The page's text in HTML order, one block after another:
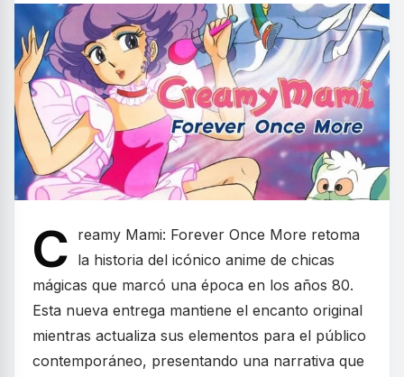
C reamy Mami: Forever Once More retoma
la historia del icónico anime de chicas
mágicas que marcó una época en los años 80.
Esta nueva entrega mantiene el encanto original
mientras actualiza sus elementos para el público
contemporáneo, presentando una narrativa que